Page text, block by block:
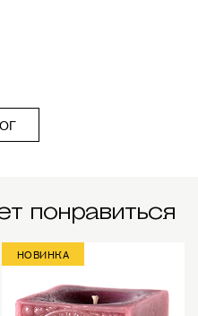
понравиться
НОВИНКА